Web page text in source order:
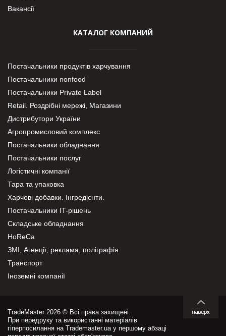
Вакансії
КАТАЛОГ КОМПАНИЙ
Постачальники продуктів харчування
Постачальники nonfood
Постачальники Private Label
Retail. Роздрібні мережі, Магазини
Дистрибутори України
Агропромисловий комплекс
Постачальники обладнання
Постачальники послуг
Логістичні компанії
Тара та упаковка
Харчові добавки. Інгредієнти.
Постачальники IT-рішень
Складське обладнання
HoReCa
ЗМІ, Агенції, реклама, поліграфія
Транспорт
Іноземні компанії
TradeMaster 2026 © Всі права захищені.
При передруку та використанні матеріалів
гіперпосилання на Trademaster.ua у першому абзаці